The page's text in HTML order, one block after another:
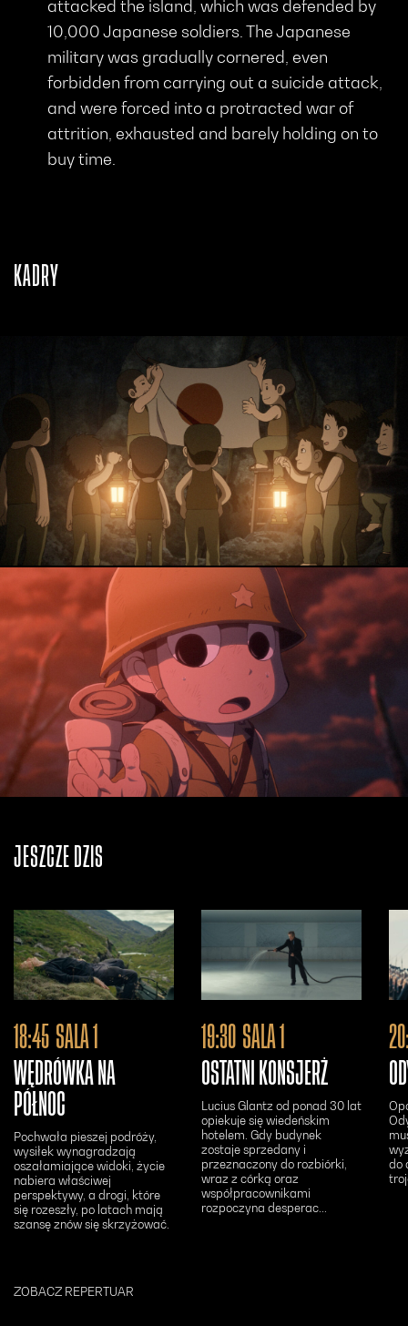
attacked the island, which was defended by
10,000 Japanese soldiers. The Japanese
military was gradually cornered, even
forbidden from carrying out a suicide attack,
and were forced into a protracted war of
attrition, exhausted and barely holding on to
buy time.
KADRY
JESZCZE DZIŚ
18:45 SALA 1 Otwiera się w nowym oknie - Bilety24
WĘDRÓWKA NA
PÓŁNOC
Pochwała pieszej podróży,
wysiłek wynagradzają
oszałamiające widoki, życie
nabiera właściwej
perspektywy, a drogi, które
się rozeszły, po latach mają
szansę znów się skrzyżować.
19:30 SALA 1 Otwiera się w
OSTATNI KONSJERŻ
Lucius Glantz od ponad 30 lat
opiekuje się wiedeńskim
hotelem. Gdy budynek
zostaje sprzedany i
przeznaczony do rozbiórki,
wraz z córką oraz
współpracownikami
rozpoczyna desperac...
do
ZOBACZ REPERTUAR